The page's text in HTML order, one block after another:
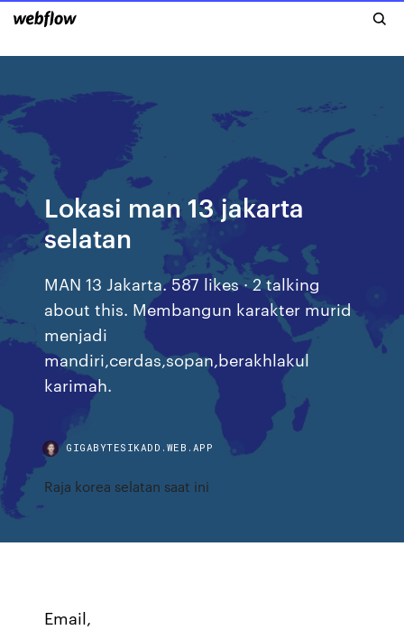
Lokasi man 13 jakarta
selatan
MAN 13 Jakarta. 587 likes · 2 talking
about this. Membangun karakter murid
menjadi
mandiri,cerdas,sopan,berakhlakul
karimah.
GIGABYTESIKADD.WEB.APP
Raja korea selatan saat ini
Email,